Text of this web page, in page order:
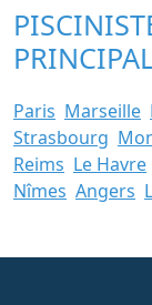
Paris Marseille
Strasbourg
Reims Le Havre
Nîmes Angers